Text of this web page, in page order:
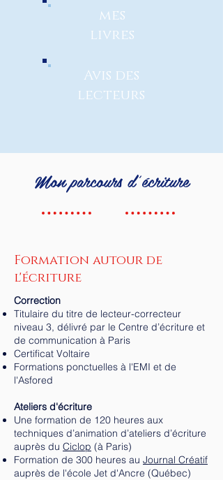
mes
livres
Avis des
lecteurs
Mon parcours d'écriture
Formation autour de
l'écriture
Correction
Titulaire du titre de lecteur-correcteur
niveau 3, délivré par le Centre d’écriture et
de communication à Paris
Certificat Voltaire
Formations ponctuelles à l'EMI et de
l'Asfored
Ateliers d'écriture
Une formation de 120 heures aux
techniques d’animation d’ateliers d’écriture
auprès du Ciclop (à Paris)
Formation de 300 heures au Journal Créatif
auprès de l'école Jet d'Ancre (Québec)